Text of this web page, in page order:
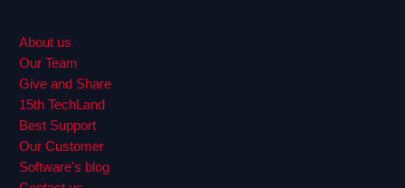
About us
Our Team
Give and Share
15th TechLand
Best Support
Our Customer
Software's blog